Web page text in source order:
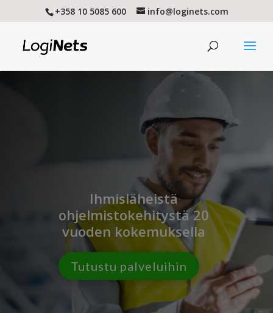
+358 10 5085 600 info@loginets.com
Ihmisläheistä
ohjelmistokehitystä 20
vuoden kokemuksella
Tutustu palveluihin